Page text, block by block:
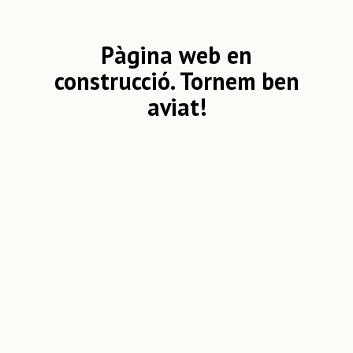
Pàgina web en
construcció. Tornem ben
aviat!